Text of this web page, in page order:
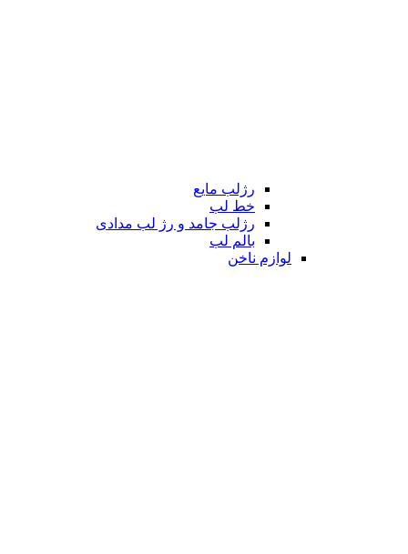
رژلب مایع
خط لب
رژلب جامد و رژ لب مدادی
بالم لب
لوازم ناخن